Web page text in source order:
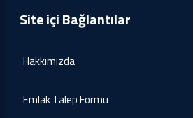
Site içi Bağlantılar
Hakkımızda
Emlak Talep Formu